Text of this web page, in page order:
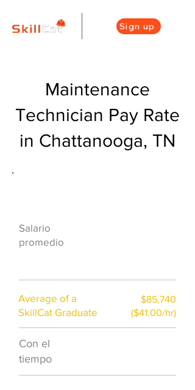
Sign up
Maintenance
Technician Pay Rate
in Chattanooga, TN
Salario
promedio
Average of a
SkillCat Graduate
$85,740
($41.00/hr)
Con el
tiempo